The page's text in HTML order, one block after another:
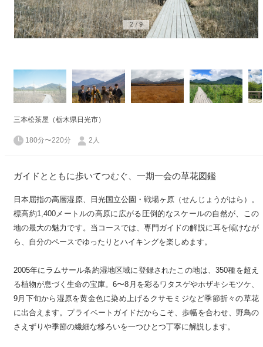
2 /9
三本松茶屋（栃木県日光市）
180分〜220分 2人
ガイドとともに歩いてつむぐ、一期一会の草花図鑑
日本屈指の高層湿原、日光国立公園・戦場ヶ原（せんじょうがはら）。
標高約1,400メートルの高原に広がる圧倒的なスケールの自然が、この
地の最大の魅力です。当コースでは、専門ガイドの解説に耳を傾けなが
ら、自分のペースでゆったりとハイキングを楽しめます。
2005年にラムサール条約湿地区域に登録されたこの地は、350種を超え
る植物が息づく生命の宝庫。6〜8月を彩るワタスゲやホザキシモツケ、
9月下旬から湿原を黄金色に染め上げるクサモミジなど季節折々の草花
に出合えます。プライベートガイドだからこそ、歩幅を合わせ、野鳥の
さえずりや季節の繊細な移ろいを一つひとつ丁寧に解説します。